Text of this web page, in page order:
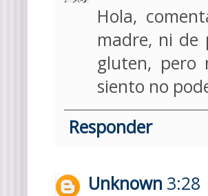
Hola,
madre, ni de
gluten, pero
siento no
Responder
Unknown 3:28